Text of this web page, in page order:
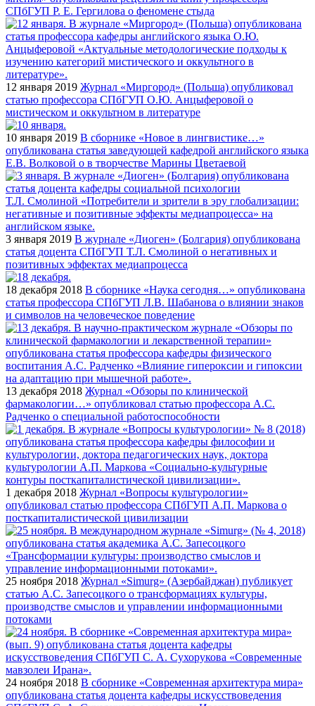
СПбГУП Р. Е. Гергилова о феномене стыда
12 января 2019 Журнал «Миргород» (Польша) опубликовал
статью профессора СПбГУП О.Ю. Анцыферовой о
мистическом и оккультном в литературе
10 января 2019 В сборнике «Новое в лингвистике…»
опубликована статья заведующей кафедрой английского языка
Е.В. Волковой о в творчестве Марины Цветаевой
3 января 2019 В журнале «Диоген» (Болгария) опубликована
статья доцента СПбГУП Т.Л. Смолиной о негативных и
позитивных эффектах медиапроцесса
18 декабря 2018 В сборнике «Наука сегодня…» опубликована
статья профессора СПбГУП Л.В. Шабанова о влиянии знаков
и символов на человеческое поведение
13 декабря 2018 Журнал «Обзоры по клинической
фармакологии…» опубликовал статью профессора А.С.
Радченко о специальной работоспособности
1 декабря 2018 Журнал «Вопросы культурологии»
опубликовал статью профессора СПбГУП А.П. Маркова о
посткапиталистической цивилизации
25 ноября 2018 Журнал «Simurg» (Азербайджан) публикует
статью А.С. Запесоцкого о трансформациях культуры,
производстве смыслов и управлении информационными
потоками
24 ноября 2018 В сборнике «Современная архитектура мира»
опубликована статья доцента кафедры искусствоведения